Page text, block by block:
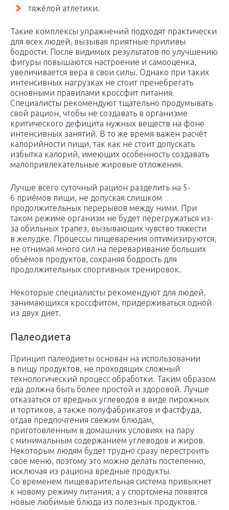
тяжёлой атлетики.
Такие комплексы упражнений подходят практически
для всех людей, вызывая приятные приливы
бодрости. После видимых результатов по улучшению
фигуры повышаются настроение и самооценка,
увеличивается вера в свои силы. Однако при таких
интенсивных нагрузках не стоит пренебрегать
основными правилами кроссфит питания.
Специалисты рекомендуют тщательно продумывать
свой рацион, чтобы не создавать в организме
критического дефицита нужных веществ на фоне
интенсивных занятий. В то же время важен расчёт
калорийности пищи, так как не стоит допускать
избытка калорий, имеющих особенность создавать
малопривлекательные жировые отложения.
Лучше всего суточный рацион разделить на 5-
6 приёмов пищи, не допуская слишком
продолжительных перерывов между ними. При
таком режиме организм не будет перегружаться из-
за обильных трапез, вызывающих чувство тяжести
в желудке. Процессы пищеварения оптимизируются,
не отнимая много сил на переваривание больших
объёмов продуктов, сохраняя бодрость для
продолжительных спортивных тренировок.
Некоторые специалисты рекомендуют для людей,
занимающихся кроссфитом, придерживаться одной
из двух диет.
Палеодиета
Принцип палеодиеты основан на использовании
в пищу продуктов, не проходящих сложный
технологический процесс обработки. Таким образом
еда должна быть более простой и здоровой. Лучше
отказаться от вредных углеводов в виде пирожных
и тортиков, а также полуфабрикатов и фастфуда,
отдав предпочтения свежим блюдам,
приготовленным в домашних условиях на пару
с минимальным содержанием углеводов и жиров.
Некоторым людям будет трудно сразу перестроить
свое меню, поэтому это можно делать постепенно,
исключая из рациона вредные продукты.
Со временем пищеварительная система привыкнет
к новому режиму питания, а у спортсмена появятся
новые любимые блюда из полезных продуктов.